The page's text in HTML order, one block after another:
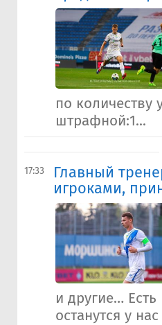
по количеству
штрафной:1...
17:33
Главный
игроками,
и другие…
останутся у